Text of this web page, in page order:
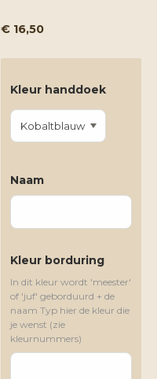
€ 16,50
Kleur handdoek
Naam
Kleur borduring
In dit kleur wordt 'meester'
of 'juf' geborduurd + de
naam Typ hier de kleur die
je wenst (zie
kleurnummers)